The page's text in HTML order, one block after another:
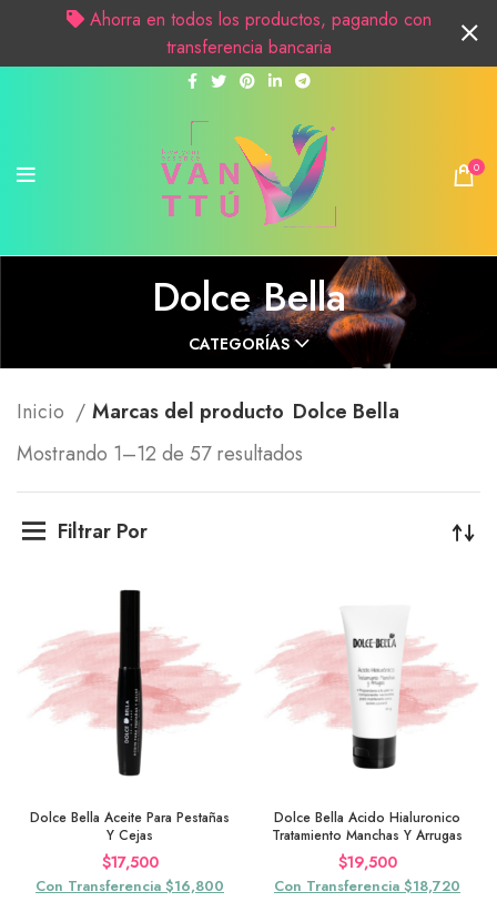
0
Dolce Bella
CATEGORÍAS
Inicio Marcas del producto Dolce Bella
Mostrando 1–12 de 57 resultados
Filtrar Por
Dolce Bella Aceite Para Pestañas
Y Cejas
$17,500
Con Transferencia $16,800
Dolce Bella Acido Hialuronico
Tratamiento Manchas Y Arrugas
$19,500
Con Transferencia $18,720
Ahorra en todos los productos, pagando con
transferencia bancaria